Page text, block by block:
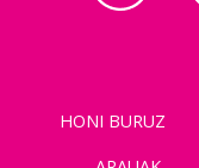
HONI BURUZ